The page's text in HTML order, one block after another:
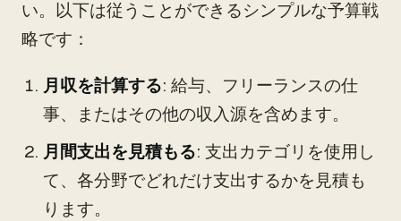
い。以下は従うことができるシンプルな予算戦
略です：
月収を計算する: 給与、フリーランスの仕
事、またはその他の収入源を含めます。
月間支出を見積もる: 支出カテゴリを使用し
て、各分野でどれだけ支出するかを見積も
ります。